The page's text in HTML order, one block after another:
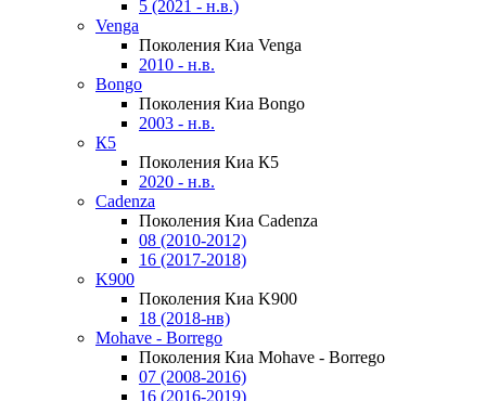
5 (2021 - н.в.)
Venga
Поколения Киа Venga
2010 - н.в.
Bongo
Поколения Киа Bongo
2003 - н.в.
К5
Поколения Киа К5
2020 - н.в.
Cadenza
Поколения Киа Cadenza
08 (2010-2012)
16 (2017-2018)
K900
Поколения Киа K900
18 (2018-нв)
Mohave - Borrego
Поколения Киа Mohave - Borrego
07 (2008-2016)
16 (2016-2019)